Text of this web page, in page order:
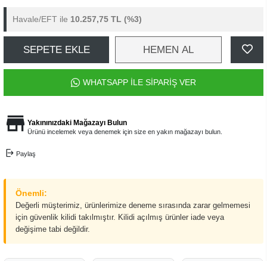
Havale/EFT ile 10.257,75 TL (%3)
SEPETE EKLE HEMEN AL
WHATSAPP İLE SİPARİŞ VER
Yakınınızdaki Mağazayı Bulun
Ürünü incelemek veya denemek için size en yakın mağazayı bulun.
Paylaş
Önemli:
Değerli müşterimiz, ürünlerimize deneme sırasında zarar gelmemesi
için güvenlik kilidi takılmıştır. Kilidi açılmış ürünler iade veya
değişime tabi değildir.